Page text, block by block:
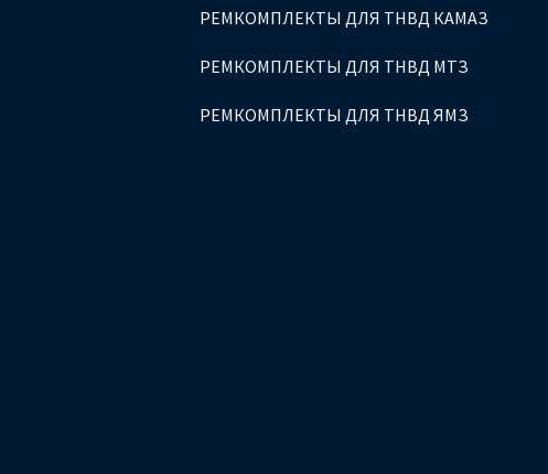
РЕМКОМПЛЕКТЫ ДЛЯ ТНВД КАМАЗ
РЕМКОМПЛЕКТЫ ДЛЯ ТНВД МТЗ
РЕМКОМПЛЕКТЫ ДЛЯ ТНВД ЯМЗ